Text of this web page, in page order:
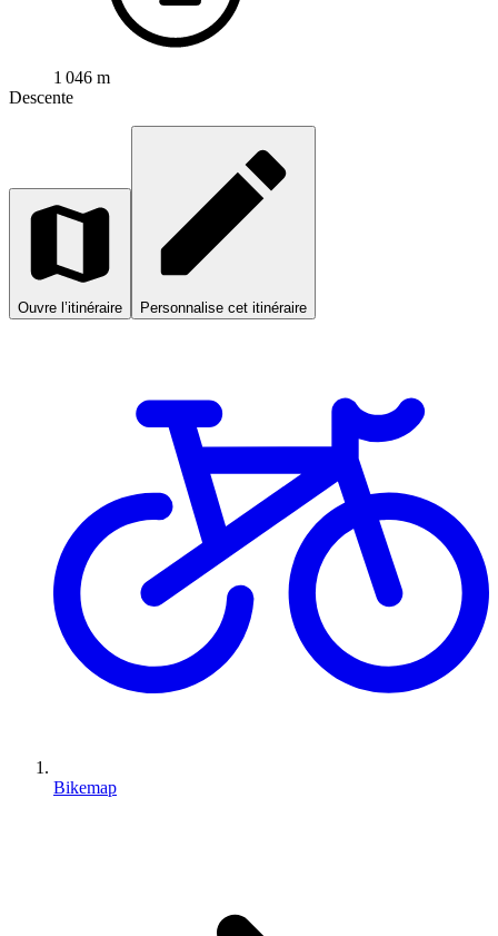
1 046 m
Descente
Ouvre l’itinéraire Personnalise cet itinéraire
Bikemap